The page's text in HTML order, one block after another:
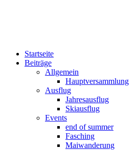
Startseite
Beiträge
Allgemein
Hauptversammlung
Ausflug
Jahresausflug
Skiausflug
Events
end of summer
Fasching
Maiwanderung